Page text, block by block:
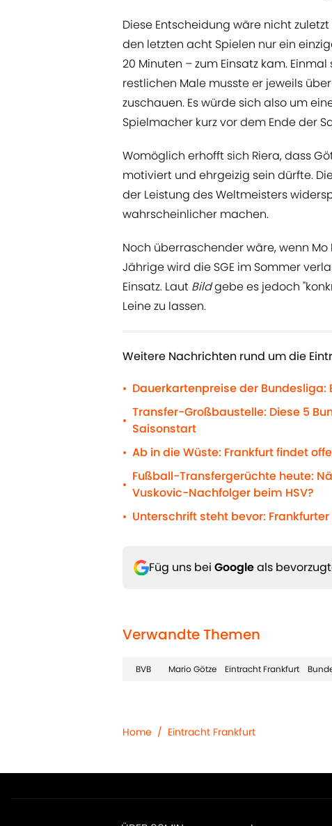
Diese Entscheidung wäre nicht
den letzten acht Spielen nur ein
20 Minuten – zum Einsatz kam.
restlichen Male musste er jeweils
zuschauen. Es würde sich also um
Spielmacher kurz vor dem Ende der
Womöglich erhofft sich Riera, dass
motiviert und ehrgeizig sein dürfte.
der Leistung des Weltmeisters
wahrscheinlicher machen.
Noch überraschender wäre, wenn
Jährige wird die SGE im Sommer
Einsatz. Laut Bildgebe es jedoch
Leine zu lassen.
Weitere Nachrichten rund um die
• Dauerkartenpreise der Bundesliga:
•
Transfer-Großbaustelle: Diese 5
Saisonstart
• Ab in die Wüste: Frankfurt findet
•
Fußball-Transfergerüchte heute:
Vuskovic-Nachfolger beim HSV?
• Unterschrift steht bevor:
Füg uns bei Googleals
Verwandte Themen
BVB Mario Götze Eintracht Frankfurt
Home / Eintracht Frankfurt